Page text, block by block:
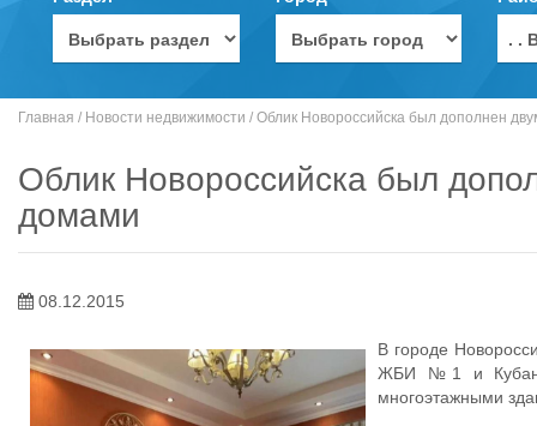
. .
Главная / Новости недвижимости / Облик Новороссийска был дополнен
Облик Новороссийска был
домами
08.12.2015
В городе
ЖБИ №1 и
многоэтажными